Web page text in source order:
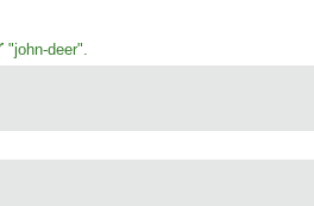
"john-deer".